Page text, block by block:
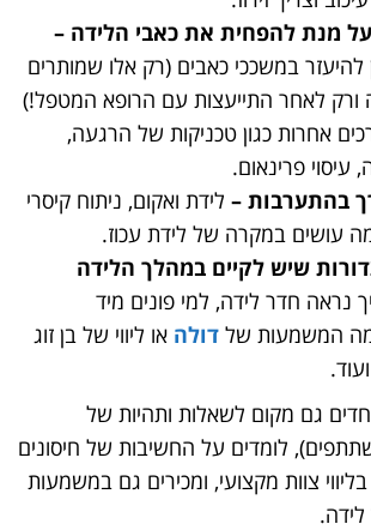
מנת להפחית את כאבי הלידה –
במשככי כאבים (רק אלו שמותרים
ורק לאחר התייעצות עם הרופא המטפל!)
אחרות כגון טכניקות של הרגעה,
עיסוי פרינאום.
בהתערבות – לידת ואקום, ניתוח קיסרי
עושים במקרה של לידת עכוז.
שיש לקיים במהלך הלידה
נראה חדר לידה, למי פונים מיד
המשמעות של דולה או ליווי של בן זוג
גם מקום לשאלות ותהיות של
לומדים על החשיבות של חיסונים
צוות מקצועי, ומכירים גם במשמעות